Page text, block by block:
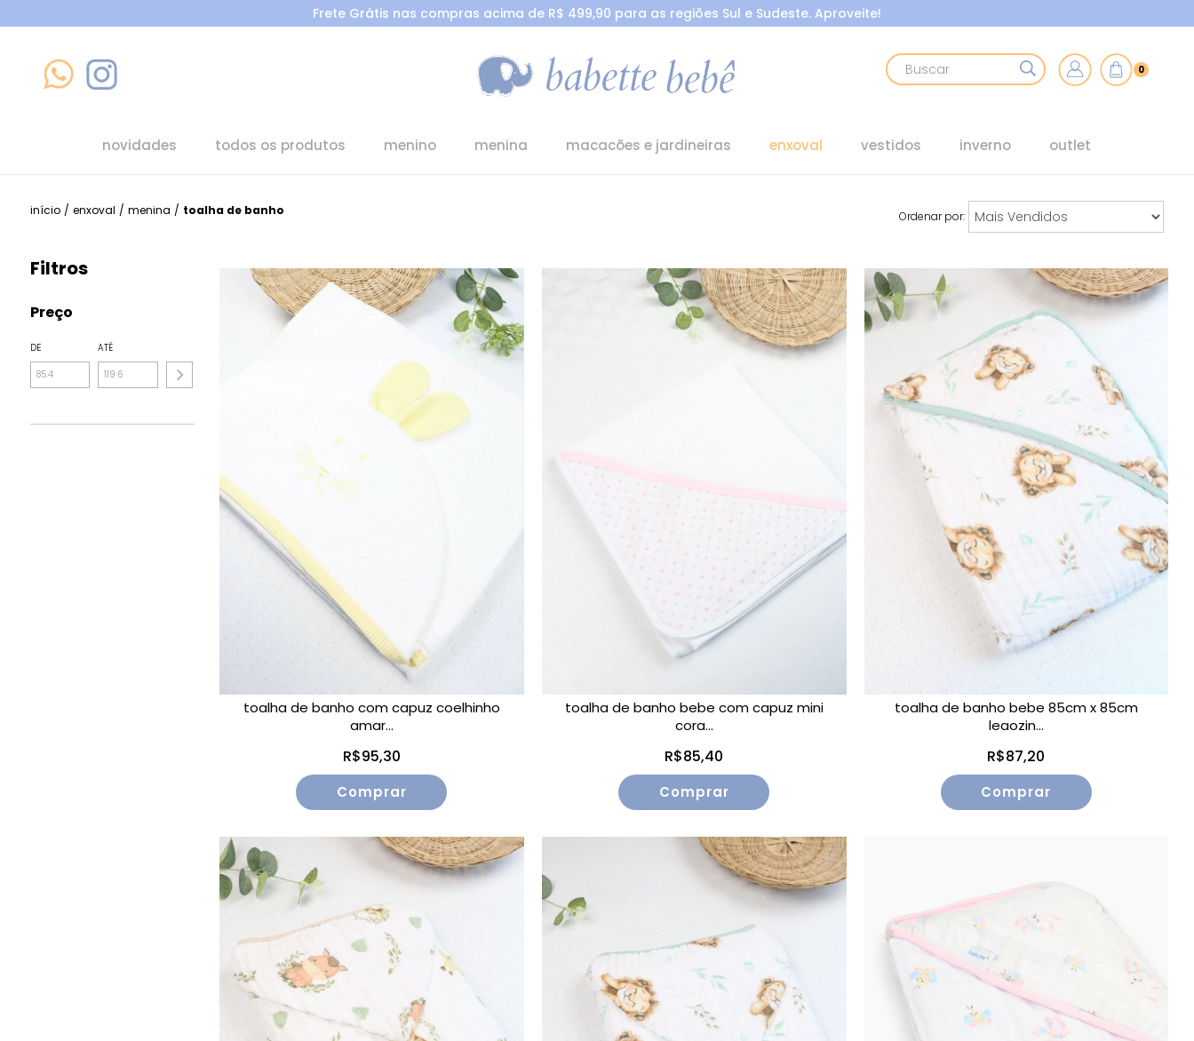
Frete Grátis nas compras acima de R$ 499,90 para as regiões Sul e Sudeste. Aproveite!
0
novidades todos os produtos menino menina macacões e jardineiras enxoval vestidos inverno outlet
início / enxoval / menina / toalha de banho Ordenar por:
Filtros
Preço
DE ATÉ
toalha de banho com capuz coelhinho
amar...
R$95,30
toalha de banho bebe com capuz mini
cora...
R$85,40
toalha de banho bebe 85cm x 85cm
leaozin...
R$87,20